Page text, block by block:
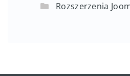
Rozszerzenia